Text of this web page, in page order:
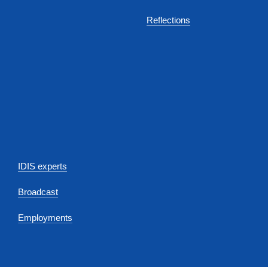
Reflections
IDIS experts
Broadcast
Employments